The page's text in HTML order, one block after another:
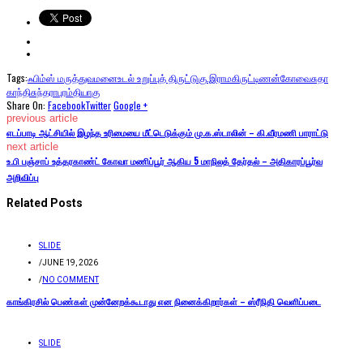
Tags:ஃபிம்ஸ் மருத்துவமனைஉடல் உறுப்புத் திருட்டுகு.இராமகிருட்டிணன்கோவைசுதா
காந்திசுந்தராபுரம்தியாகு
Share On: FacebookTwitterGoogle +
previous article
எடப்பாடி ஆட்சியில் இழந்த உரிமையை மீட்டெடுக்கும் மு.க.ஸ்டாலின் – கி.வீரமணி பாராட்டு
next article
உ.பி பஞ்சாப் உத்தரகாண்ட் கோவா மணிப்பூர் ஆகிய 5 மாநிலத் தேர்தல் – அதிகாரப்பூர்வ
அறிவிப்பு
Related Posts
SLIDE
/JUNE 19, 2026
/NO COMMENT
காங்கிரசில் பெண்கள் முன்னேறக்கூடாது என நினைக்கிறார்கள் – ஸ்ரீநிதி வெளிப்படை
SLIDE